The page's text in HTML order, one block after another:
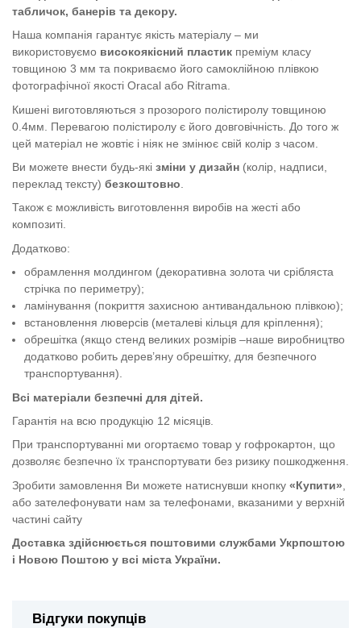
табличок, банерів та декору.
Наша компанія гарантує якість матеріалу – ми
використовуємо високоякісний пластик преміум класу
товщиною 3 мм та покриваємо його самоклійною плівкою
фотографічної якості Oracal або Ritrama.
Кишені виготовляються з прозорого полістиролу товщиною
0.4мм. Перевагою полістиролу є його довговічність. До того ж
цей матеріал не жовтіє і ніяк не змінює свій колір з часом.
Ви можете внести будь-які зміни у дизайн (колір, надписи,
переклад тексту) безкоштовно
Також є можливість виготовлення виробів на жесті або
композиті.
Додатково:
обрамлення молдингом (декоративна золота чи срібляста
стрічка по периметру);
ламінування (покриття захисною антивандальною плівкою);
встановлення люверсів (металеві кільця для кріплення);
обрешітка (якщо стенд великих розмірів –наше виробництво
додатково робить дерев’яну обрешітку, для безпечного
транспортування).
Всі матеріали безпечні для дітей.
Гарантія на всю продукцію 12 місяців.
При транспортуванні ми огортаємо товар у гофрокартон, що
дозволяє безпечно їх транспортувати без ризику пошкодження.
Зробити замовлення Ви можете натиснувши кнопку «Купити»
або зателефонувати нам за телефонами, вказаними у верхній
частині сайту
Доставка здійснюється поштовими службами Укрпоштою
і Новою Поштою у всі міста України.
Відгуки покупців